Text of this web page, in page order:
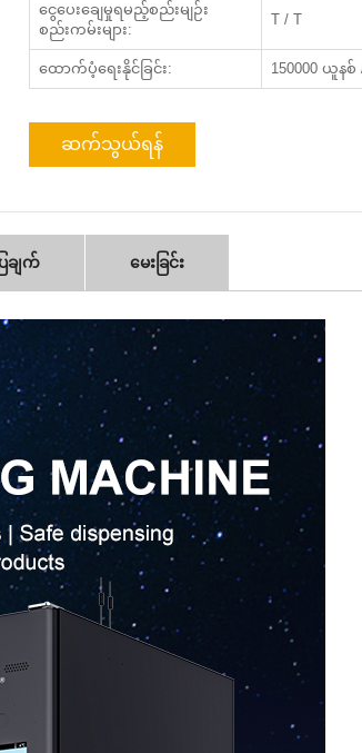
ငွေပေးချေမှုရမည့်စည်းမျဉ်း
စည်းကမ်းများ:
T / T
ထောက်ပံ့ရေးနိုင်ခြင်း: 150000 ယူန
ဆက်သွယ်ရန်
ချက် မေးခြင်း